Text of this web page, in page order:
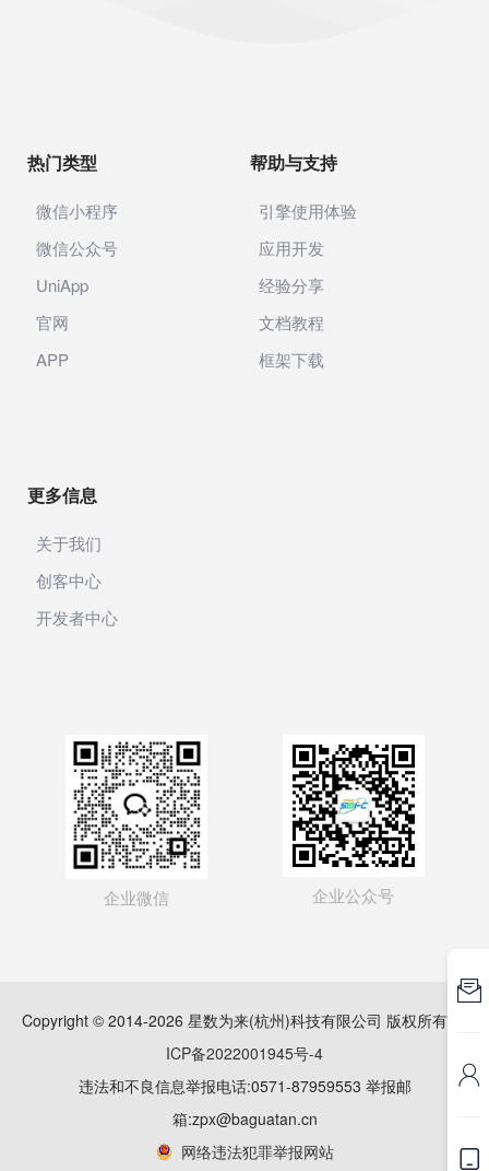
热门类型
微信小程序
微信公众号
UniApp
官网
APP
帮助与支持
引擎使用体验
应用开发
经验分享
文档教程
框架下载
更多信息
关于我们
创客中心
开发者中心
企业微信 企业公众号
Copyright © 2014-2026 星数为来(杭州)科技有限公司 版权所有
ICP备2022001945号-4
违法和不良信息举报电话:0571-87959553 举报邮
箱:zpx@baguatan.cn
网络违法犯罪举报网站


